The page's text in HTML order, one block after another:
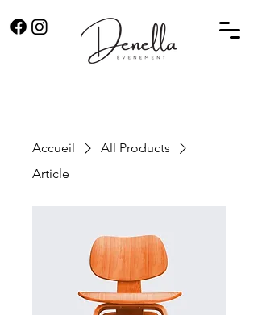
Accueil
All Products
Article